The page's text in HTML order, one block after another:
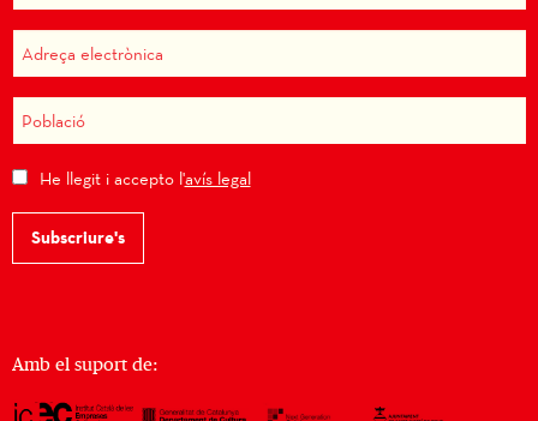
He llegit i accepto l'avís legal
Subscriure's
Amb el suport de: